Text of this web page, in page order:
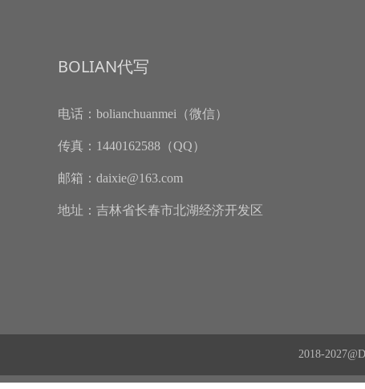
BOLIAN代写
2018-
电话： bolianchuanmei（微信）
传真： 1440162588（QQ）
邮箱： daixie@163.com
地址： 吉林省长春市北湖经济开发区